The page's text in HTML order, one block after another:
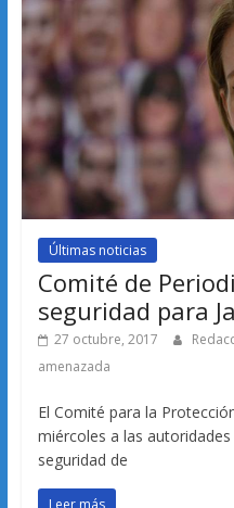
Últimas noticias
Comité de
seguridad para
27 octubre, 2017
amenazada
El Comité para la
miércoles a las
seguridad de